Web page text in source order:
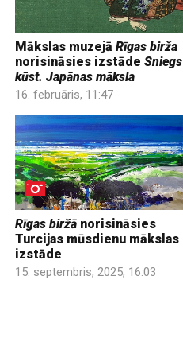
Mākslas muzejā Rīgas birža
norisināsies izstāde Sniegs
kūst. Japānas māksla
16. februāris, 11:47
Rīgas biržā norisināsies
Turcijas mūsdienu mākslas
izstāde
15. septembris, 2025, 16:03